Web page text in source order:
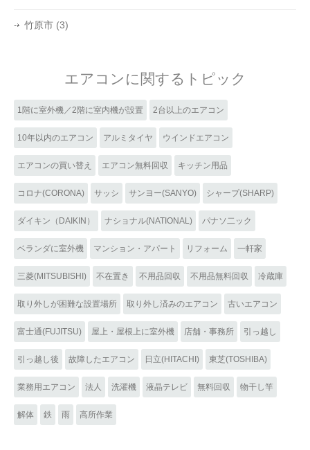
竹原市 (3)
エアコンに関するトピック
1階に室外機／2階に室内機が設置 2台以上のエアコン
10年以内のエアコン アルミタイヤ ウインドエアコン
エアコンの買い替え エアコン無料回収 キッチン用品
コロナ(CORONA) サッシ サンヨー(SANYO) シャープ(SHARP)
ダイキン（DAIKIN） ナショナル(NATIONAL) パナソ二ック
ベランダに室外機 マンション・アパート リフォーム 一軒家
三菱(MITSUBISHI) 不在置き 不用品回収 不用品無料回収 冷蔵庫
取り外しが困難な設置場所 取り外し済みのエアコン 古いエアコン
富士通(FUJITSU) 屋上・屋根上に室外機 店舗・事務所 引っ越し
引っ越し後 故障したエアコン 日立(HITACHI) 東芝(TOSHIBA)
業務用エアコン 法人 洗濯機 液晶テレビ 無料回収 物干し竿
解体 鉄 雨 高所作業